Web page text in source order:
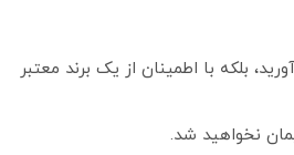
بلکه با اطمینان از یک برند معتبر
نخواهید شد.